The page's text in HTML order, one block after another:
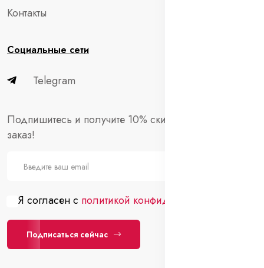
Контакты
Социальные сети
Telegram
Подпишитесь и получите 10% скидки на первый
заказ!
Я согласен с политикой конфиденциальности
Подписаться сейчас